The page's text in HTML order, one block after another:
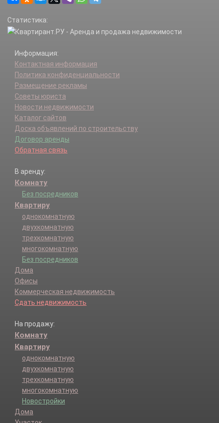
Статистика:
Информация:
Контактная информация
Политика конфиденциальности
Размещение рекламы
Советы юриста
Новости недвижимости
Каталог сайтов
Доска объявлений по строительству
Договор аренды
Обратная связь
В аренду:
Комнату
Без посредников
Квартиру
однокомнатную
двухкомнатную
трехкомнатную
многокомнатную
Без посредников
Дома
Офисы
Коммерческая недвижимость
Сдать недвижимость
На продажу:
Комнату
Квартиру
однокомнатную
двухкомнатную
трехкомнатную
многокомнатную
Новостройки
Дома